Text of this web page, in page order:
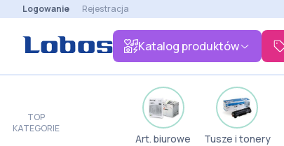
Logowanie Rejestracja
Katalog produktów
TOP
KATEGORIE
Art. biurowe Tusze i tonery